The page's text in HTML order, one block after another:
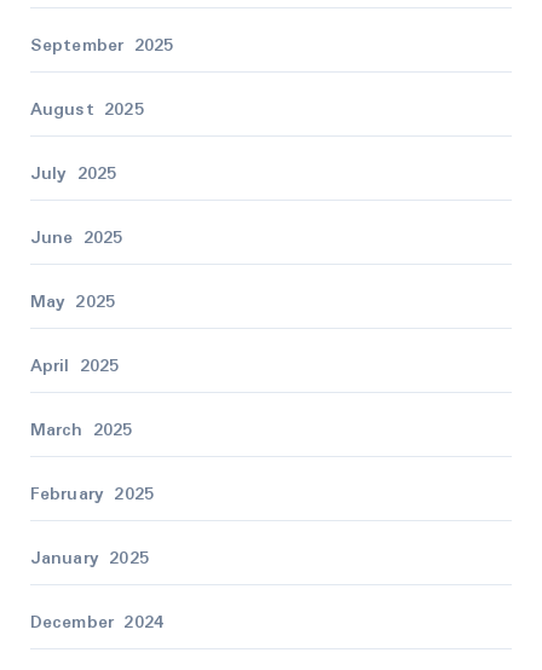
September 2025
August 2025
July 2025
June 2025
May 2025
April 2025
March 2025
February 2025
January 2025
December 2024